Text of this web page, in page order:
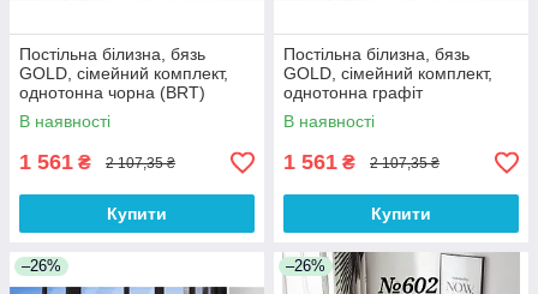
Постільна білизна, бязь
GOLD, сімейний комплект,
однотонна чорна (BRT)
В наявності
1 561 ₴ 2 107,35 ₴
Купити
Постільна білизна, бязь
GOLD, сімейний комплект,
однотонна графіт
В наявності
1 561 ₴ 2 107,35 ₴
Купити
–26% –26%